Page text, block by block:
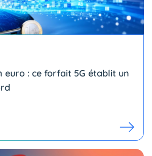
euro : ce forfait 5G établit un